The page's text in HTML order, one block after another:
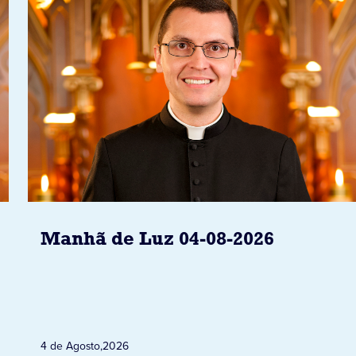
Manhã de Luz 04-08-2026
4 de Agosto,2026